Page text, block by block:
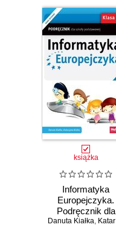
książka
Informatyka
Europejczyka.
Podręcznik dla
szkoły
Danuta Kiałka, Katarzyna Kiałka